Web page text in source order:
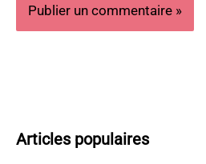
Articles populaires